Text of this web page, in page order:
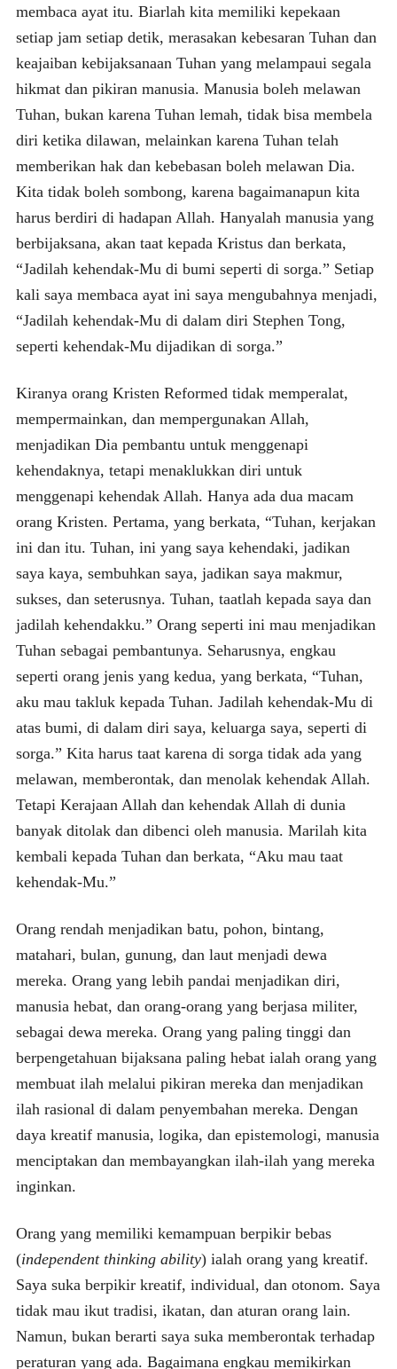
membaca ayat itu. Biarlah kita memiliki kepekaan
setiap jam setiap detik, merasakan kebesaran Tuhan dan
keajaiban kebijaksanaan Tuhan yang melampaui segala
hikmat dan pikiran manusia. Manusia boleh melawan
Tuhan, bukan karena Tuhan lemah, tidak bisa membela
diri ketika dilawan, melainkan karena Tuhan telah
memberikan hak dan kebebasan boleh melawan Dia.
Kita tidak boleh sombong, karena bagaimanapun kita
harus berdiri di hadapan Allah. Hanyalah manusia yang
berbijaksana, akan taat kepada Kristus dan berkata,
“Jadilah kehendak-Mu di bumi seperti di sorga.” Setiap
kali saya membaca ayat ini saya mengubahnya menjadi,
“Jadilah kehendak-Mu di dalam diri Stephen Tong,
seperti kehendak-Mu dijadikan di sorga.”
Kiranya orang Kristen Reformed tidak memperalat,
mempermainkan, dan mempergunakan Allah,
menjadikan Dia pembantu untuk menggenapi
kehendaknya, tetapi menaklukkan diri untuk
menggenapi kehendak Allah. Hanya ada dua macam
orang Kristen. Pertama, yang berkata, “Tuhan, kerjakan
ini dan itu. Tuhan, ini yang saya kehendaki, jadikan
saya kaya, sembuhkan saya, jadikan saya makmur,
sukses, dan seterusnya. Tuhan, taatlah kepada saya dan
jadilah kehendakku.” Orang seperti ini mau menjadikan
Tuhan sebagai pembantunya. Seharusnya, engkau
seperti orang jenis yang kedua, yang berkata, “Tuhan,
aku mau takluk kepada Tuhan. Jadilah kehendak-Mu di
atas bumi, di dalam diri saya, keluarga saya, seperti di
sorga.” Kita harus taat karena di sorga tidak ada yang
melawan, memberontak, dan menolak kehendak Allah.
Tetapi Kerajaan Allah dan kehendak Allah di dunia
banyak ditolak dan dibenci oleh manusia. Marilah kita
kembali kepada Tuhan dan berkata, “Aku mau taat
kehendak-Mu.”
Orang rendah menjadikan batu, pohon, bintang,
matahari, bulan, gunung, dan laut menjadi dewa
mereka. Orang yang lebih pandai menjadikan diri,
manusia hebat, dan orang-orang yang berjasa militer,
sebagai dewa mereka. Orang yang paling tinggi dan
berpengetahuan bijaksana paling hebat ialah orang yang
membuat ilah melalui pikiran mereka dan menjadikan
ilah rasional di dalam penyembahan mereka. Dengan
daya kreatif manusia, logika, dan epistemologi, manusia
menciptakan dan membayangkan ilah-ilah yang mereka
inginkan.
Orang yang memiliki kemampuan berpikir bebas
(independent thinking ability) ialah orang yang kreatif.
Saya suka berpikir kreatif, individual, dan otonom. Saya
tidak mau ikut tradisi, ikatan, dan aturan orang lain.
Namun, bukan berarti saya suka memberontak terhadap
peraturan yang ada. Bagaimana engkau memikirkan